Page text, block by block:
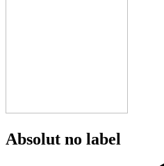
Absolut no label